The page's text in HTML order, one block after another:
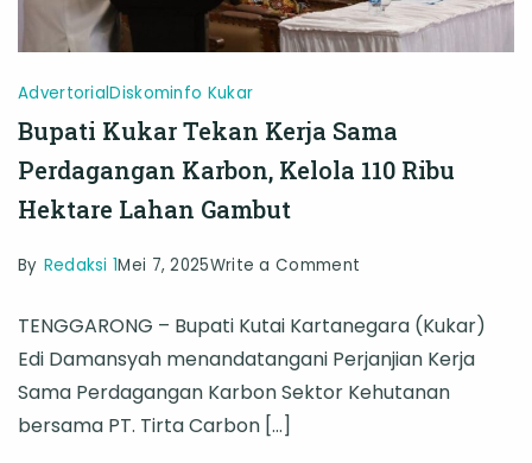
AdvertorialDiskominfo Kukar
Bupati Kukar Tekan Kerja Sama
Perdagangan Karbon, Kelola 110 Ribu
Hektare Lahan Gambut
By Redaksi 1Mei 7, 2025Write a Comment
Kukar
Tekan
Kerja
TENGGARONG – Bupati Kutai Kartanegara (Kukar)
Edi Damansyah menandatangani Perjanjian Kerja
Sama Perdagangan Karbon Sektor Kehutanan
bersama PT. Tirta Carbon […]